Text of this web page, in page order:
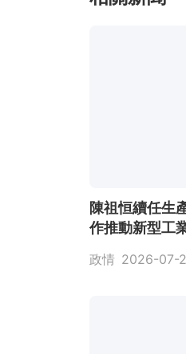
陳祖恒續任生
作推動新型工
政情 2026-07-